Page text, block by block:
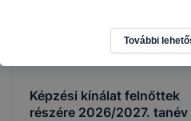
Képzési kínálat felnőttek
részére 2026/2027. tanév
További